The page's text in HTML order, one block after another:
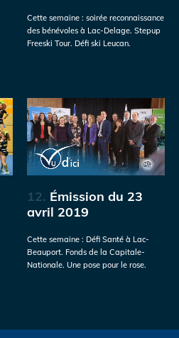
Cette semaine : soirée reconnaissance
des bénévoles à Lac-Delage. Stepup
Freeski Tour. Défi ski Leucan.
12. Émission du 23
avril 2019
Cette semaine : Défi Santé à Lac-
Beauport. Fonds de la Capitale-
Nationale. Une pose pour le rose.